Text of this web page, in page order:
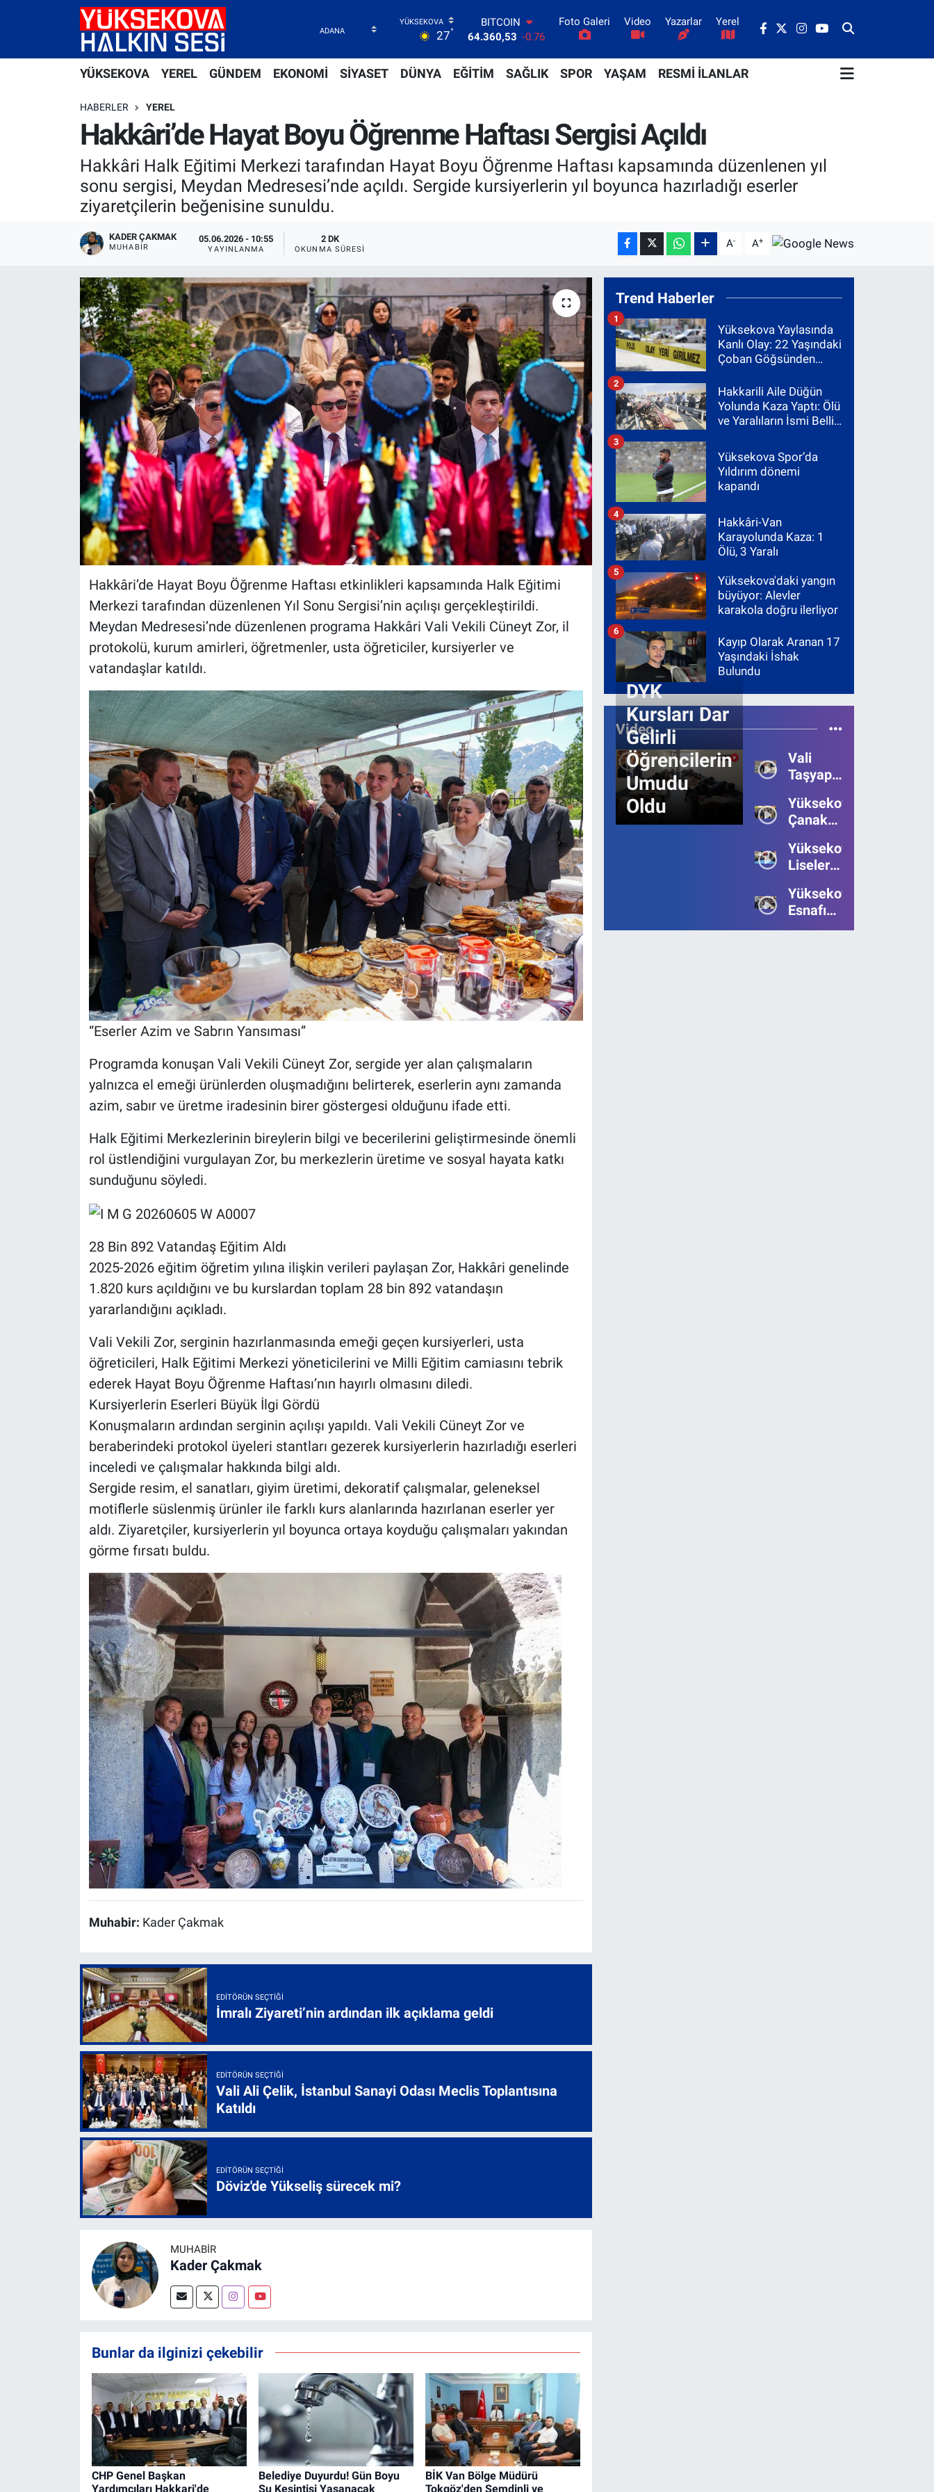
27°
DOLAR
47,7069
0.17
55,0265
0.01
STERLİN
6618.49
BİST100
13.887
BITCOIN
64.360,53 -0.76
Foto Galeri Video Yazarlar Yerel
YÜKSEKOVA YEREL GÜNDEM EKONOMİ SİYASET DÜNYA EĞİTİM SAĞLIK SPOR YAŞAM RESMİ İLANLAR
HABERLER YEREL
Hakkâri’de Hayat Boyu Öğrenme Haftası Sergisi Açıldı
Hakkâri Halk Eğitimi Merkezi tarafından Hayat Boyu Öğrenme Haftası kapsamında düzenlenen yıl
sonu sergisi, Meydan Medresesi’nde açıldı. Sergide kursiyerlerin yıl boyunca hazırladığı eserler
ziyaretçilerin beğenisine sunuldu.
KADER ÇAKMAK
MUHABİR
05.06.2026 - 10:55
YAYINLANMA
2 DK
OKUNMA SÜRESI A- A+
Hakkâri’de Hayat Boyu Öğrenme Haftası etkinlikleri kapsamında Halk Eğitimi
Merkezi tarafından düzenlenen Yıl Sonu Sergisi’nin açılışı gerçekleştirildi.
Meydan Medresesi’nde düzenlenen programa Hakkâri Vali Vekili Cüneyt Zor, il
protokolü, kurum amirleri, öğretmenler, usta öğreticiler, kursiyerler ve
vatandaşlar katıldı.
“Eserler Azim ve Sabrın Yansıması”
Programda konuşan Vali Vekili Cüneyt Zor, sergide yer alan çalışmaların
yalnızca el emeği ürünlerden oluşmadığını belirterek, eserlerin aynı zamanda
azim, sabır ve üretme iradesinin birer göstergesi olduğunu ifade etti.
Halk Eğitimi Merkezlerinin bireylerin bilgi ve becerilerini geliştirmesinde önemli
rol üstlendiğini vurgulayan Zor, bu merkezlerin üretime ve sosyal hayata katkı
sunduğunu söyledi.
28 Bin 892 Vatandaş Eğitim Aldı
2025-2026 eğitim öğretim yılına ilişkin verileri paylaşan Zor, Hakkâri genelinde
1.820 kurs açıldığını ve bu kurslardan toplam 28 bin 892 vatandaşın
yararlandığını açıkladı.
Vali Vekili Zor, serginin hazırlanmasında emeği geçen kursiyerleri, usta
öğreticileri, Halk Eğitimi Merkezi yöneticilerini ve Milli Eğitim camiasını tebrik
ederek Hayat Boyu Öğrenme Haftası’nın hayırlı olmasını diledi.
Kursiyerlerin Eserleri Büyük İlgi Gördü
Konuşmaların ardından serginin açılışı yapıldı. Vali Vekili Cüneyt Zor ve
beraberindeki protokol üyeleri stantları gezerek kursiyerlerin hazırladığı eserleri
inceledi ve çalışmalar hakkında bilgi aldı.
Sergide resim, el sanatları, giyim üretimi, dekoratif çalışmalar, geleneksel
motiflerle süslenmiş ürünler ile farklı kurs alanlarında hazırlanan eserler yer
aldı. Ziyaretçiler, kursiyerlerin yıl boyunca ortaya koyduğu çalışmaları yakından
görme fırsatı buldu.
Muhabir: Kader Çakmak
EDITÖRÜN SEÇTIĞI
İmralı Ziyareti’nin ardından ilk açıklama geldi
EDITÖRÜN SEÇTIĞI
Vali Ali Çelik, İstanbul Sanayi Odası Meclis Toplantısına
Katıldı
EDITÖRÜN SEÇTIĞI
Döviz'de Yükseliş sürecek mi?
MUHABİR
Kader Çakmak
Bunlar da ilginizi çekebilir
CHP Genel Başkan
Yardımcıları Hakkari'de
Belediye Duyurdu! Gün Boyu
Su Kesintisi Yaşanacak
BİK Van Bölge Müdürü
Tokgöz'den Şemdinli ve
Trend Haberler
Yüksekova Yaylasında
Kanlı Olay: 22 Yaşındaki
Çoban Göğsünden
1
Hakkarili Aile Düğün
Yolunda Kaza Yaptı: Ölü
ve Yaralıların İsmi Belli
2
Yüksekova Spor’da
Yıldırım dönemi
kapandı
3
Hakkâri-Van
Karayolunda Kaza: 1
Ölü, 3 Yaralı
4
Yüksekova'daki yangın
büyüyor: Alevler
karakola doğru ilerliyor
5
Kayıp Olarak Aranan 17
Yaşındaki İshak
Bulundu
6
Video
DYK
Kursları Dar
Gelirli
Öğrencilerin
Umudu
Oldu
Vali
Taşyapan,
Bölgesinde
İncelemelerde
Bulundu
Yüksekova’da
Çanakkale
111.Yılı
Kutlandı
Yüksekova’da
Liseler
Bilgi
Yarışmasının
Birincisi
Yüksekova
Esnafı
Bayrama
Yüksekova Nöbetçi Eczaneler
Yüksekova Trafik Yoğunluk Haritası
Süper Lig Puan Durumu ve Fikstür
Tüm Manşetler
Son Dakika Haberleri